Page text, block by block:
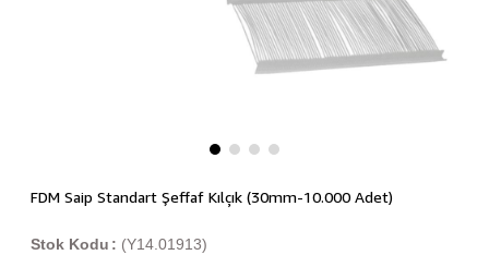
FDM Saip Standart Şeffaf Kılçık (30mm-10.000 Adet)
(Y14.01913)
Stok Kodu